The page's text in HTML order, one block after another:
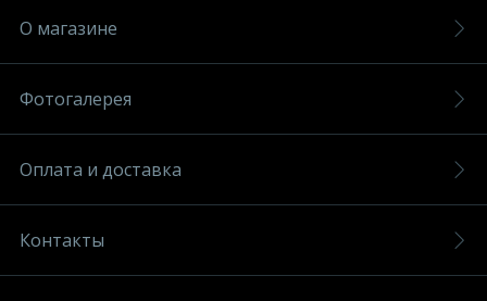
О магазине
Фотогалерея
Оплата и доставка
Контакты